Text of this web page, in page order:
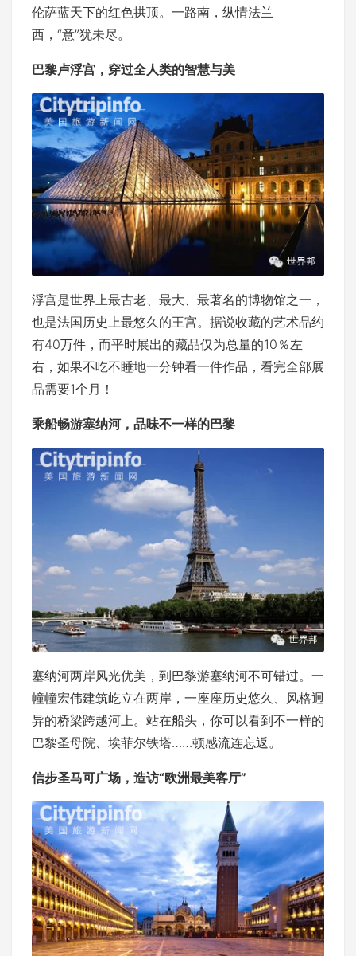
伦萨蓝天下的红色拱顶。一路南，纵情法兰
西，“意”犹未尽。
巴黎卢浮宫，穿过全人类的智慧与美
浮宫是世界上最古老、最大、最著名的博物馆之一，
也是法国历史上最悠久的王宫。据说收藏的艺术品约
有40万件，而平时展出的藏品仅为总量的10％左
右，如果不吃不睡地一分钟看一件作品，看完全部展
品需要1个月！
乘船畅游塞纳河，品味不一样的巴黎
塞纳河两岸风光优美，到巴黎游塞纳河不可错过。一
幢幢宏伟建筑屹立在两岸，一座座历史悠久、风格迥
异的桥梁跨越河上。站在船头，你可以看到不一样的
巴黎圣母院、埃菲尔铁塔……顿感流连忘返。
信步圣马可广场，造访“欧洲最美客厅”